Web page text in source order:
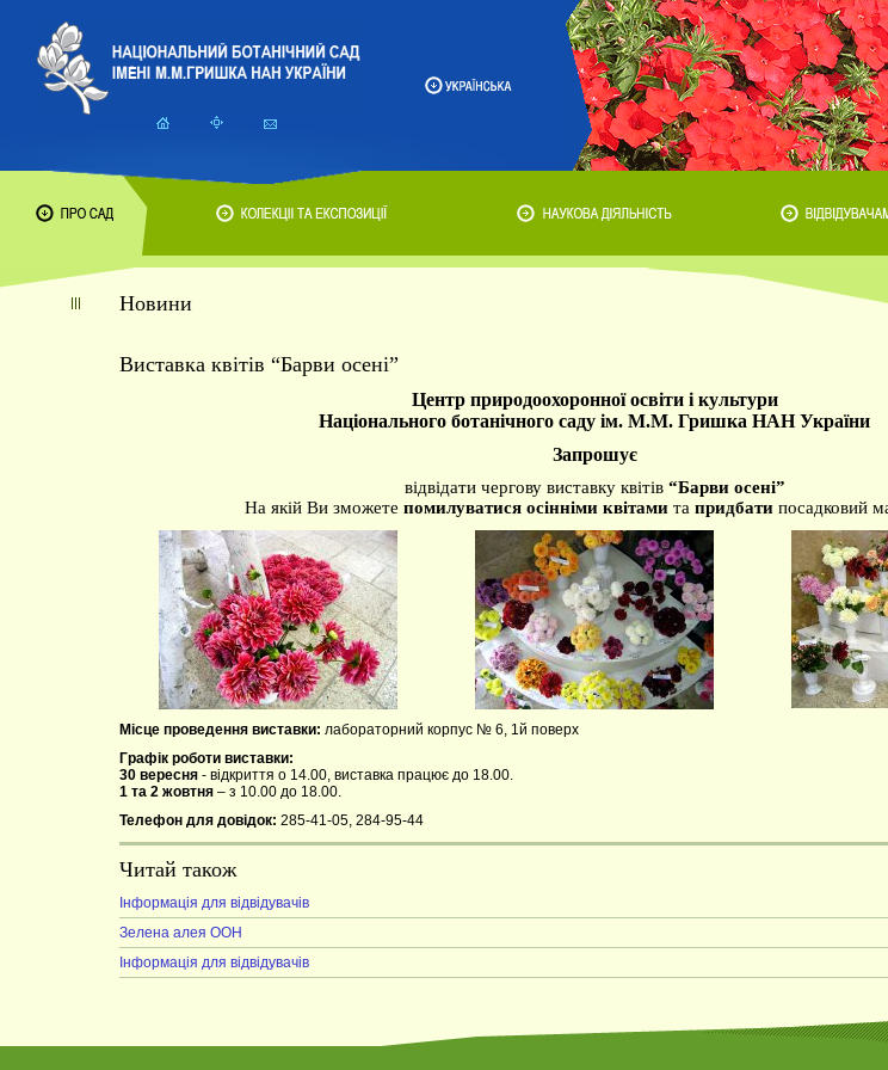
Новини
Виставка квітів “Барви осені”
Центр природоохоронної освіти і культури
Національного ботанічного саду ім. М.М. Гришка НАН України
Запрошує
відвідати чергову виставку квітів “Барви осені”
На якій Ви зможете помилуватися осінніми квітамита придбатипосадковий
Місце проведення виставки: лабораторний корпус № 6, 1й поверх
Графік роботи виставки:
30 вересня - відкриття о 14.00, виставка працює до 18.00.
1 та 2 жовтня – з 10.00 до 18.00.
Телефон для довідок: 285-41-05, 284-95-44
Читай також
Інформація для відвідувачів
Зелена алея ООН
Інформація для відвідувачів